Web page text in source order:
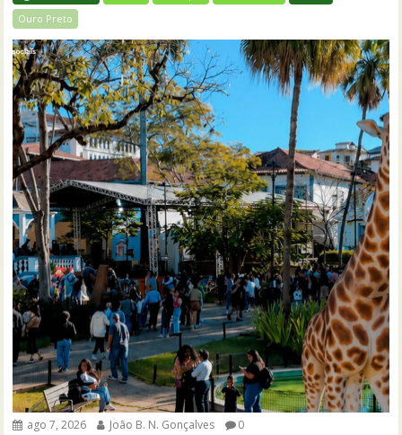
Ouro Preto
ago 7, 2026 João B. N. Gonçalves 0